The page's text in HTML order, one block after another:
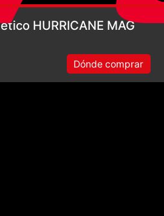
magnético
HURRICANE MAG
Dónde comprar